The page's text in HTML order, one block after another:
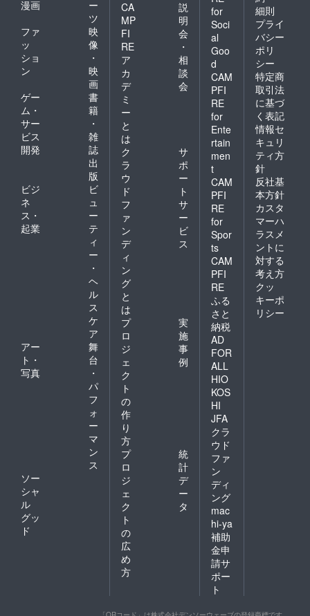
名、
ニック
ム、ブ
ログ
名、屋
号、法
人名な
ど。
記載が
なけれ
ば、ク
ラウド
ファン
ディン
グで得
られた
支援者
様の情
報をも
とにお
名前を
掲載し
ます。
※3 公序
良俗・
法令を
順守。
酒やた
漫画
ー
ツ
ファ
ッ
ショ
ン
映
像
・
映
画
ゲー
ム・
サー
ビス
開発
書
籍
・
雑
誌
出
版
ビジ
ネ
ス・
起業
ビ
ュ
ー
テ
ィ
ー
・
ヘ
ル
ス
ケ
ア
アー
ト・
写真
舞
台
・
パ
フ
ォ
ー
マ
ン
ス
ソー
シャ
ル
グッ
ド
CA
MP
FI
RE
ア
カ
デ
ミ
ー
と
は
説
明
会
・
相
談
会
ク
ラ
ウ
ド
フ
ァ
ン
デ
ィ
ン
グ
と
は
サ
ポ
ー
ト
サ
ー
ビ
ス
プ
ロ
ジ
ェ
ク
ト
の
作
り
方
実
施
事
例
プ
ロ
ジ
ェ
ク
ト
の
広
め
方
統
計
デ
ー
タ
for
Soci
al
Goo
d
CAM
PFI
RE
for
Ente
rtain
men
t
CAM
PFI
RE
for
Spor
ts
CAM
PFI
RE
ふる
さと
納税
AD
FOR
ALL
HIO
KOS
HI
JFA
クラ
ウド
ファ
ン
ディ
ング
mac
hi-ya
補助
金申
請サ
ポー
ト
細則
プライ
バシー
ポリ
シー
特定商
取引法
に基づ
く表記
情報セ
キュリ
ティ方
針
反社基
本方針
カスタ
マーハ
ラスメ
ントに
対する
考え方
クッ
キーポ
リシー